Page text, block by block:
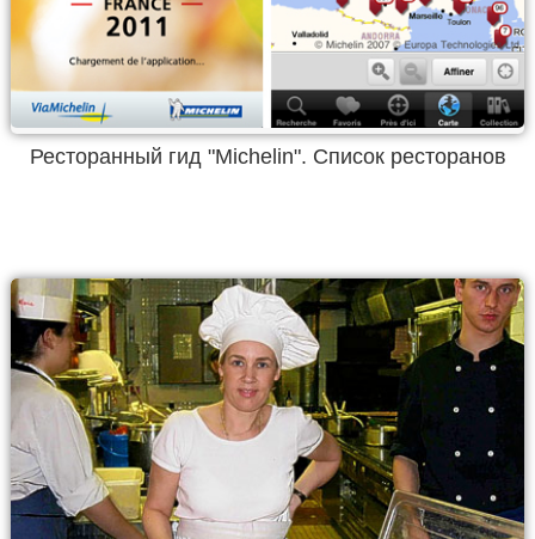
Ресторанный гид "Michelin". Список ресторанов